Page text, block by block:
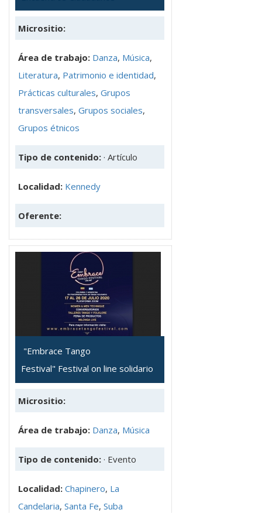
Micrositio:
Área de trabajo: Danza, Música,
Literatura, Patrimonio e identidad,
Prácticas culturales, Grupos
transversales, Grupos sociales,
Grupos étnicos
Tipo de contenido: · Artículo
Localidad: Kennedy
Oferente:
"Embrace Tango
Festival" Festival on line solidario
Micrositio:
Área de trabajo: Danza, Música
Tipo de contenido: · Evento
Localidad: Chapinero, La
Candelaria, Santa Fe, Suba